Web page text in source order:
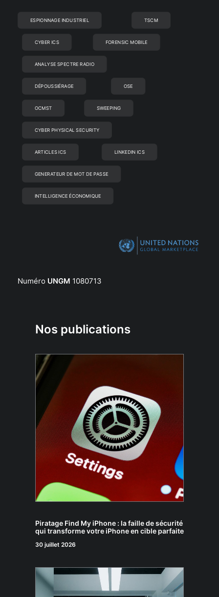
ESPIONNAGE INDUSTRIEL TSCM
CYBER ICS FORENSIC MOBILE
ANALYSE SPECTRE RADIO
DÉPOUSSIÉRAGE OSE
OCMST SWEEPING
CYBER PHYSICAL SECURITY
ARTICLES ICS LINKEDIN ICS
GENERATEUR DE MOT DE PASSE
INTELLIGENCE ÉCONOMIQUE
Numéro UNGM 1080713
Nos publications
Piratage Find My iPhone : la faille de sécurité
qui transforme votre iPhone en cible parfaite
30 juillet 2026